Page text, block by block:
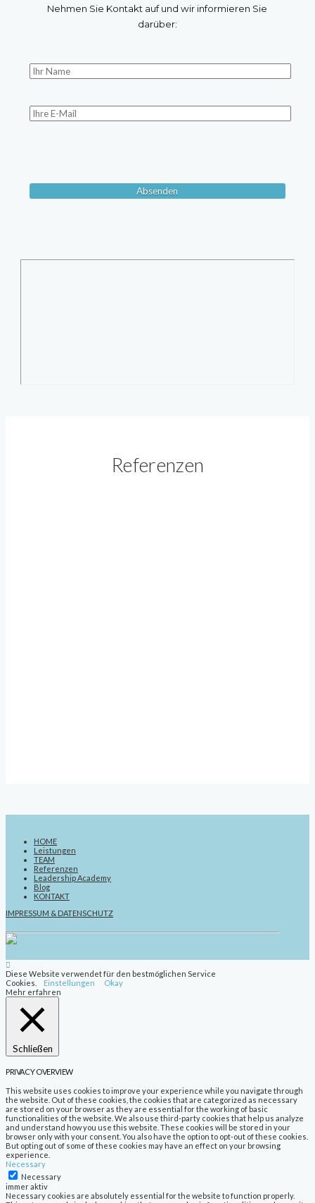
Nehmen Sie Kontakt auf und wir informieren Sie
darüber:
Referenzen
HOME
Leistungen
TEAM
Referenzen
Leadership Academy
Blog
KONTAKT
IMPRESSUM & DATENSCHUTZ
Diese Website verwendet für den bestmöglichen Service
Cookies.
Einstellungen
Okay
Mehr erfahren
Schließen
PRIVACY OVERVIEW
This website uses cookies to improve your experience while you navigate through
the website. Out of these cookies, the cookies that are categorized as necessary
are stored on your browser as they are essential for the working of basic
functionalities of the website. We also use third-party cookies that help us analyze
and understand how you use this website. These cookies will be stored in your
browser only with your consent. You also have the option to opt-out of these cookies.
But opting out of some of these cookies may have an effect on your browsing
experience.
Necessary
Necessary
immer aktiv
Necessary cookies are absolutely essential for the website to function properly.